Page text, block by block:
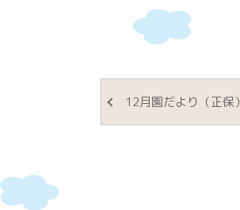
12月園だより（正保）